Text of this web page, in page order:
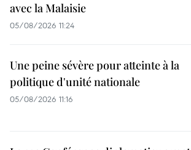
avec la Malaisie
05/08/2026 11:24
Une peine sévère pour atteinte à la
politique d'unité nationale
05/08/2026 11:16